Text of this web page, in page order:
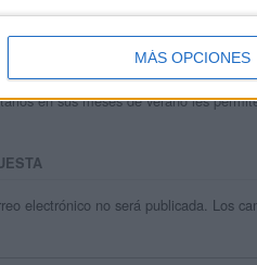
MÁS OPCIONES
de orientacionandujar
Andújar no es solo un blog, es la
que además de ser pareja, son los
del blog y en el cual, vuelcan la
en sus meses de verano les
electrónico no será publicada. Los